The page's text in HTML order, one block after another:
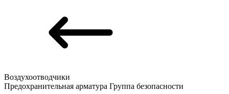
Воздухоотводчики
Предохранительная арматура Группа безопасности